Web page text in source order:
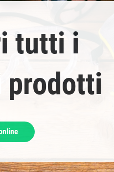
tutti i
prodotti